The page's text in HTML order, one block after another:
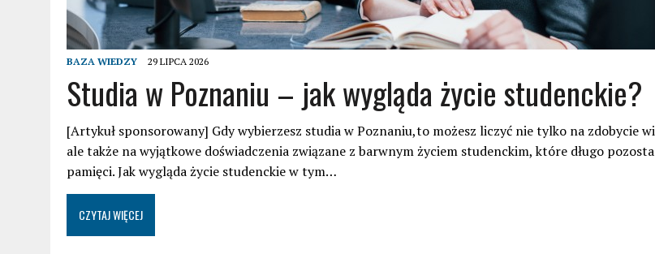
BAZA WIEDZY 29 LIPCA 2026
Studia w Poznaniu – jak wygląda życie studenckie?
[Artykuł sponsorowany] Gdy wybierzesz studia w Poznaniu,to możesz liczyć nie tylko na zdobycie
ale także na wyjątkowe doświadczenia związane z barwnym życiem studenckim, które długo
pamięci. Jak wygląda życie studenckie w tym…
CZYTAJ WIĘCEJ